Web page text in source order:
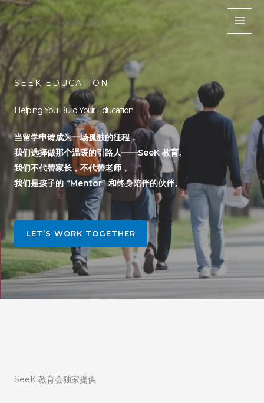
Skip
to
content
SEEK EDUCATION
Helping You Build Your Education
当留学申请成为一场孤独的征程，
我们选择做那个温暖的引路人——SeeK 教育。
我们不代替家长，不代替老师，
我们是孩子的 “Mentor” 和终身陪伴的伙伴。
LET’S WORK TOGETHER
SeeK 教育会独家提供